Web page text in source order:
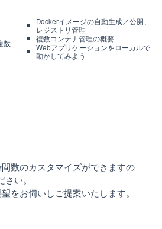
数
Dockerイメージの自動生成／公開、
レジストリ管理
複数コンテナ管理の概要
Webアプリケーションをローカルで
動かしてみよう
数のカスタマイズができますの
い。
をお伺いしご提案いたします。